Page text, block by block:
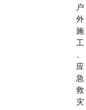
户
外
施
工
、
应
急
救
灾